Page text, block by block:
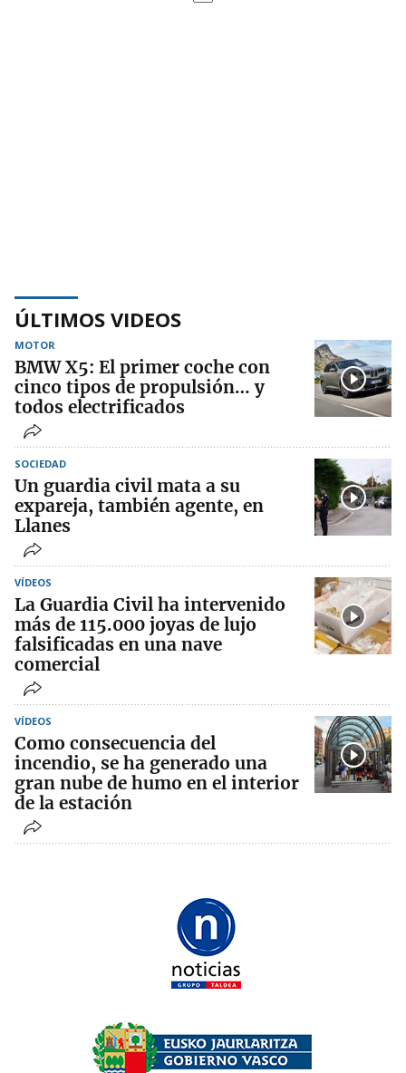
ÚLTIMOS VIDEOS
MOTOR
BMW X5: El primer coche con
cinco tipos de propulsión… y
todos electrificados
SOCIEDAD
Un guardia civil mata a su
expareja, también agente, en
Llanes
VÍDEOS
La Guardia Civil ha intervenido
más de 115.000 joyas de lujo
falsificadas en una nave
comercial
VÍDEOS
Como consecuencia del
incendio, se ha generado una
gran nube de humo en el interior
de la estación